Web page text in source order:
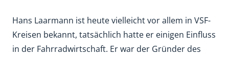
Hans Laarmann ist heute vielleicht vor allem in VSF-
Kreisen bekannt, tatsächlich hatte er einigen Einfluss
in der Fahrradwirtschaft. Er war der Gründer des